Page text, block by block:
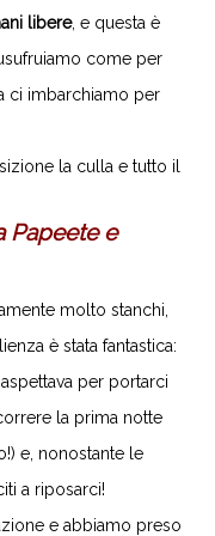
libere, e questa è
come per
ci imbarchiamo per
la culla e tutto il
Papeete e
molto stanchi,
è stata fantastica:
per portarci
la prima notte
e, nonostante le
a riposarci!
e abbiamo preso